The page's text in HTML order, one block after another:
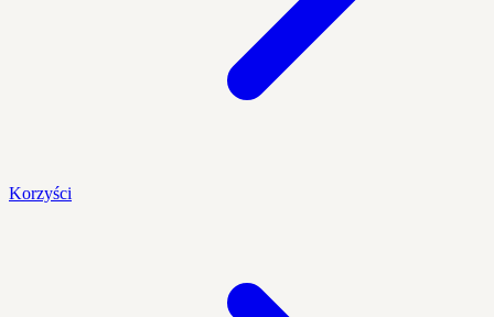
Korzyści